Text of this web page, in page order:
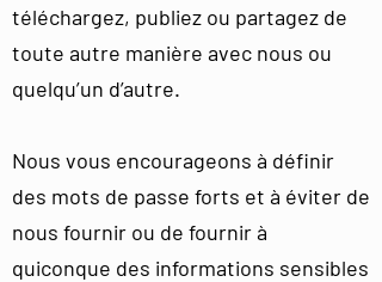
téléchargez, publiez ou partagez de
toute autre manière avec nous ou
quelqu’un d’autre.
Nous vous encourageons à définir
des mots de passe forts et à éviter de
nous fournir ou de fournir à
quiconque des informations sensibles